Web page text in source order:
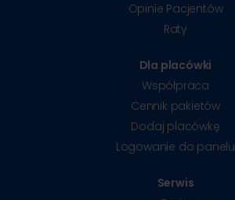
Opinie Pacjentów
Raty
Dla placówki
Współpraca
Cennik pakietów
Dodaj placówkę
Logowanie do panelu
Serwis